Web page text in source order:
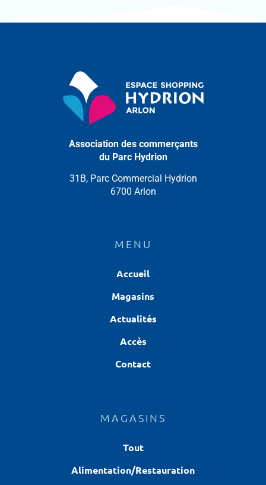
Association des commerçants
du Parc Hydrion
31B, Parc Commercial Hydrion
6700 Arlon
MENU
Accueil
Magasins
Actualités
Accès
Contact
MAGASINS
Tout
Alimentation/Restauration